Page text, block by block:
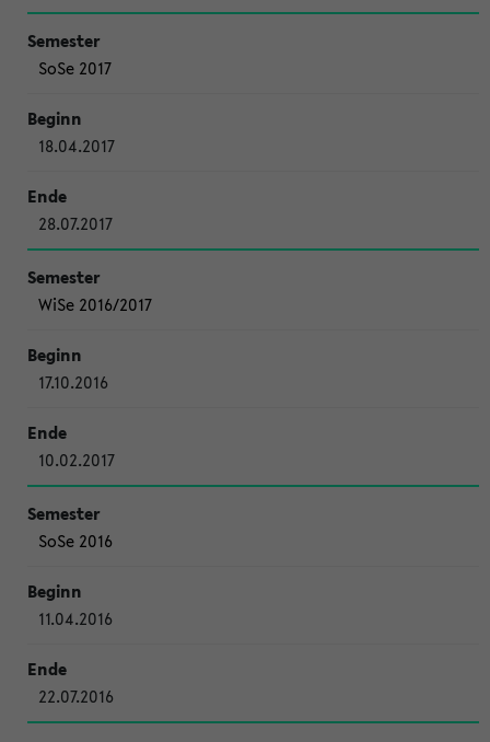
SoSe 2017
18.04.2017
28.07.2017
WiSe 2016/2017
17.10.2016
10.02.2017
SoSe 2016
11.04.2016
22.07.2016